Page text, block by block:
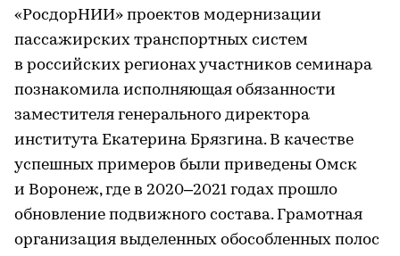
«РосдорНИИ» проектов модернизации
пассажирских транспортных систем
в российских регионах участников семинара
познакомила исполняющая обязанности
заместителя генерального директора
института Екатерина Брязгина. В качестве
успешных примеров были приведены Омск
и Воронеж, где в 2020–2021 годах прошло
обновление подвижного состава. Грамотная
организация выделенных обособленных полос